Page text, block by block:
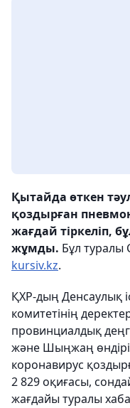
Қытайда өткен
қоздырған
жағдай тіркеліп,
жұмды. Бұл туралы
kursiv.kz.
ҚХР-дың Денсаулық
комитетінің
провинциалдық
және Шыңжаң
коронавирус
2 829 оқиғасы,
жағдайы туралы